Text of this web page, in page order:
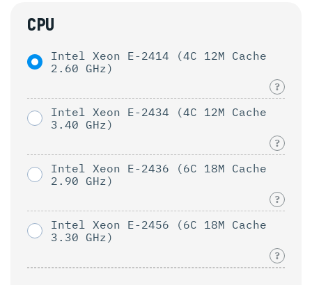
CPU
Intel Xeon E-2414 (4C 12M Cache
2.60 GHz)
?
Intel Xeon E-2434 (4C 12M Cache
3.40 GHz)
?
Intel Xeon E-2436 (6C 18M Cache
2.90 GHz)
?
Intel Xeon E-2456 (6C 18M Cache
3.30 GHz)
?